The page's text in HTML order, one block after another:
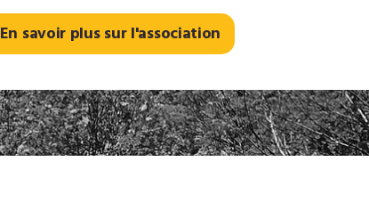
En savoir plus sur l'association